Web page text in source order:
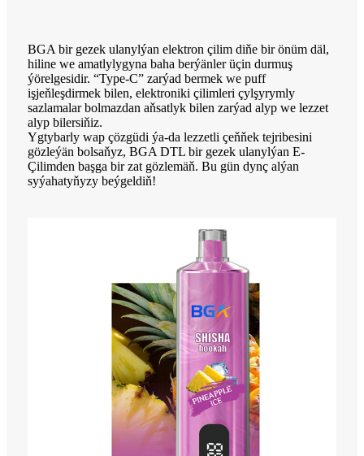
BGA bir gezek ulanylýan elektron çilim diňe bir önüm däl,
hiline we amatlylygyna baha berýänler üçin durmuş
ýörelgesidir. “Type-C” zarýad bermek we puff
işjeňleşdirmek bilen, elektroniki çilimleri çylşyrymly
sazlamalar bolmazdan aňsatlyk bilen zarýad alyp we lezzet
alyp bilersiňiz.
Ygtybarly wap çözgüdi ýa-da lezzetli çeňňek tejribesini
gözleýän bolsaňyz, BGA DTL bir gezek ulanylýan E-
Çilimden başga bir zat gözlemäň. Bu gün dynç alýan
syýahatyňyzy beýgeldiň!